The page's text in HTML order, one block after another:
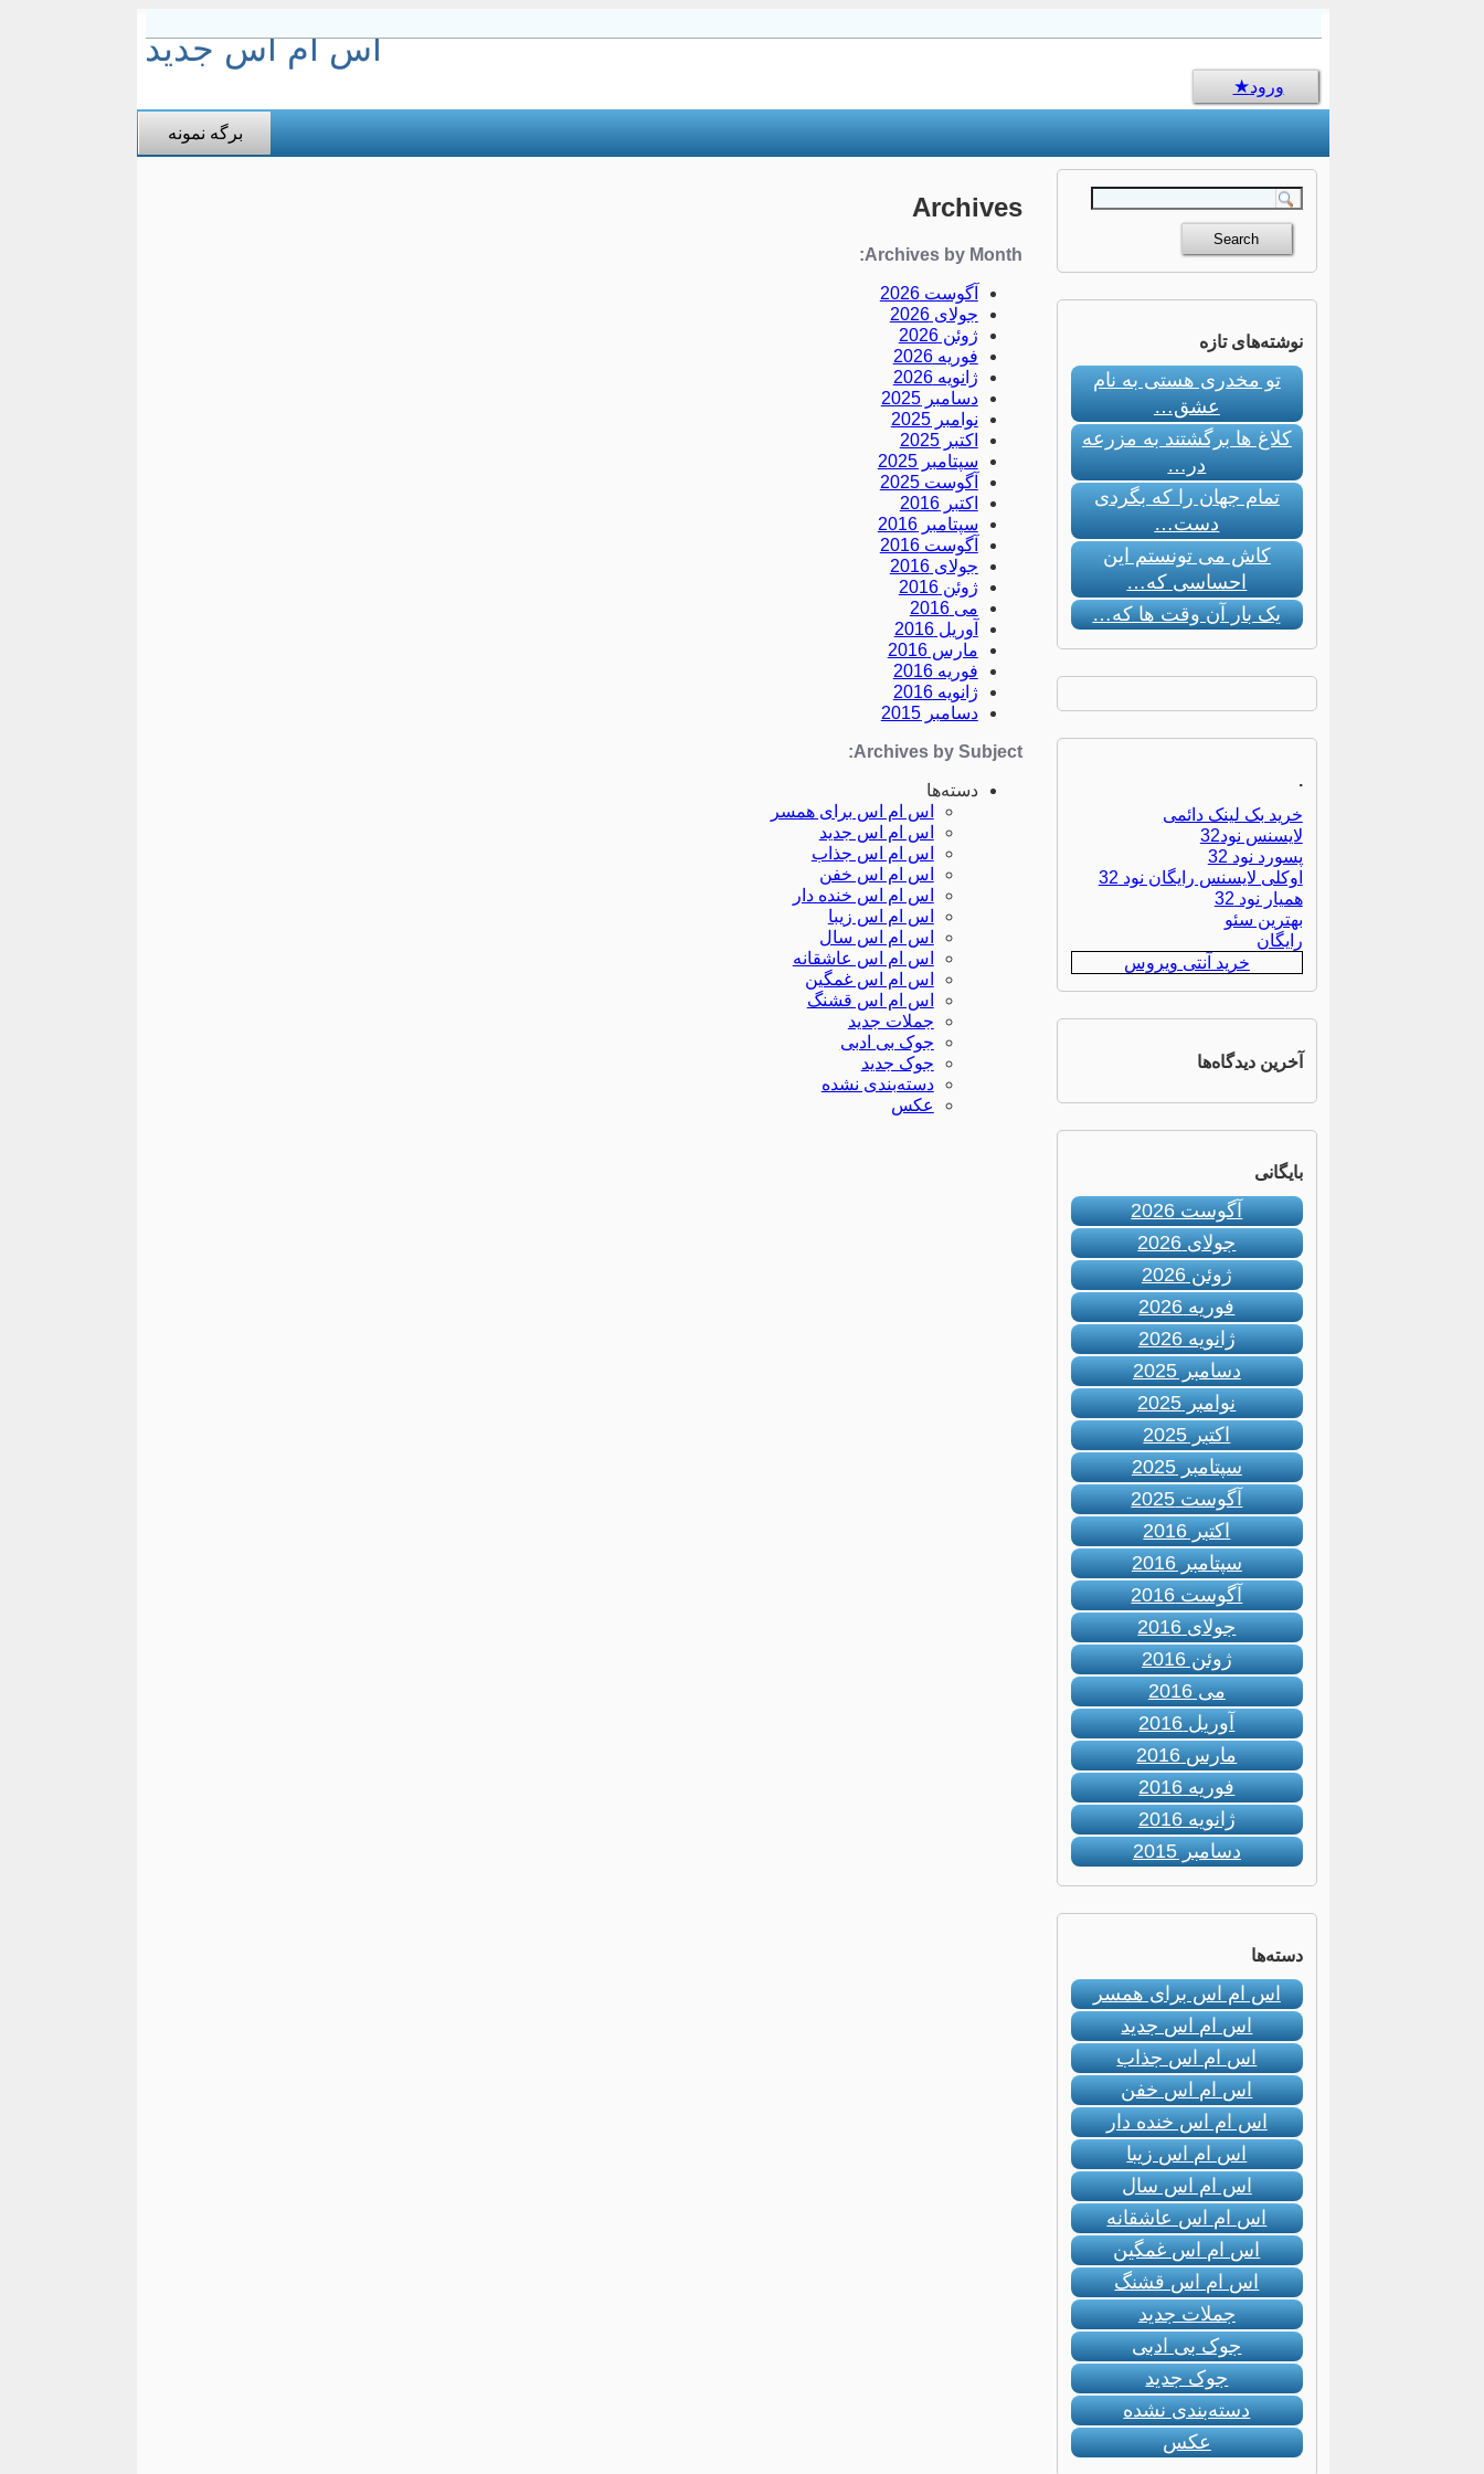
اس ام اس جدید
ورود
برگه نمونه
Archives
Archives by Month:
آگوست 2026
جولای 2026
ژوئن 2026
فوریه 2026
ژانویه 2026
دسامبر 2025
نوامبر 2025
اکتبر 2025
سپتامبر 2025
آگوست 2025
اکتبر 2016
سپتامبر 2016
آگوست 2016
جولای 2016
ژوئن 2016
می 2016
آوریل 2016
مارس 2016
فوریه 2016
ژانویه 2016
دسامبر 2015
Archives by Subject:
دسته‌ها
اس ام اس برای همسر
اس ام اس جدید
اس ام اس جذاب
اس ام اس خفن
اس ام اس خنده دار
اس ام اس زیبا
اس ام اس سال
اس ام اس عاشقانه
اس ام اس غمگین
اس ام اس قشنگ
جملات جدید
جوک بی ادبی
جوک جدید
دسته‌بندی نشده
عکس
نوشته‌های تازه
تو مخدری هستی به نام
عشق…
کلاغ ها برگشتند به مزرعه
در…
تمام جهان را که بگردی
دست…
کاش می تونستم این
احساسی که…
یک بار آن وقت ها که…
.
خرید بک لینک دائمی
لایسنس نود32
پسورد نود 32
اوکلی لایسنس رایگان نود 32
همیار نود 32
بهترین سئو
رایگان
خرید آنتی ویروس
آخرین دیدگاه‌ها
بایگانی
آگوست 2026
جولای 2026
ژوئن 2026
فوریه 2026
ژانویه 2026
دسامبر 2025
نوامبر 2025
اکتبر 2025
سپتامبر 2025
آگوست 2025
اکتبر 2016
سپتامبر 2016
آگوست 2016
جولای 2016
ژوئن 2016
می 2016
آوریل 2016
مارس 2016
فوریه 2016
ژانویه 2016
دسامبر 2015
دسته‌ها
اس ام اس برای همسر
اس ام اس جدید
اس ام اس جذاب
اس ام اس خفن
اس ام اس خنده دار
اس ام اس زیبا
اس ام اس سال
اس ام اس عاشقانه
اس ام اس غمگین
اس ام اس قشنگ
جملات جدید
جوک بی ادبی
جوک جدید
دسته‌بندی نشده
عکس